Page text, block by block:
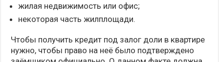
жилая недвижимость или офис;
некоторая часть жилплощади.
Чтобы получить кредит под залог доли в квартире
нужно, чтобы право на неё было подтверждено